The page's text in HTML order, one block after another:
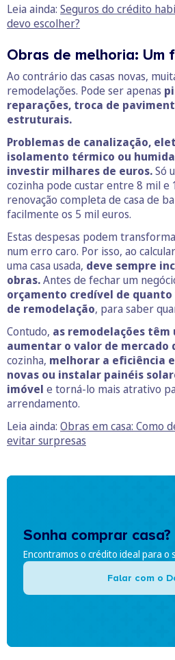
Leia ainda: Seguros do crédito
devo escolher?
Obras de melhoria: Um
Ao contrário das casas novas,
remodelações. Pode ser apenas
reparações, troca de
estruturais.
Problemas de canalização,
isolamento térmico ou
investir milhares de euros.Só
cozinha pode custar entre 8 mil e
renovação completa de casa de
facilmente os 5 mil euros.
Estas despesas podem
num erro caro. Por isso, ao
uma casa usada, deve sempre
obras.Antes de fechar um
orçamento credível de
de remodelação, para saber
Contudo, as remodelações
aumentar o valor de mercado
cozinha, melhorar a eficiência
novas ou instalar painéis
imóvel e torná-lo mais atrativo
arrendamento.
Leia ainda: Obras em casa: Como
evitar surpresas
Sonha comprar casa?
Encontramos o crédito ideal para o
Falar com o